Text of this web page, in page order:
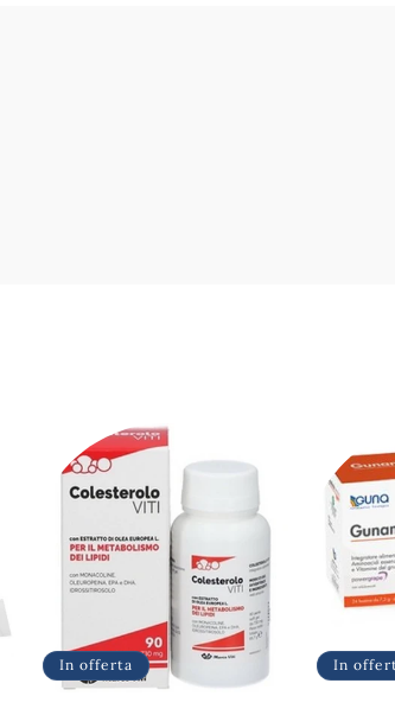
In offerta In